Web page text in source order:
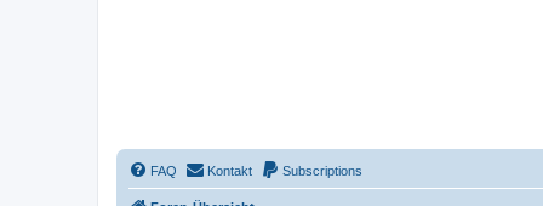
FAQ Kontakt Subscriptions